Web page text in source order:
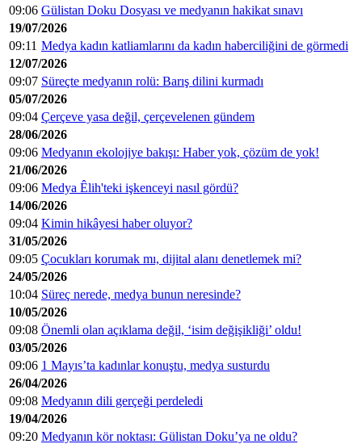
09:06 Gülistan Doku Dosyası ve medyanın hakikat sınavı
19/07/2026
09:11 Medya kadın katliamlarını da kadın haberciliğini de görmedi
12/07/2026
09:07 Süreçte medyanın rolü: Barış dilini kurmadı
05/07/2026
09:04 Çerçeve yasa değil, çerçevelenen gündem
28/06/2026
09:06 Medyanın ekolojiye bakışı: Haber yok, çözüm de yok!
21/06/2026
09:06 Medya Êlih'teki işkenceyi nasıl gördü?
14/06/2026
09:04 Kimin hikâyesi haber oluyor?
31/05/2026
09:05 Çocukları korumak mı, dijital alanı denetlemek mi?
24/05/2026
10:04 Süreç nerede, medya bunun neresinde?
10/05/2026
09:08 Önemli olan açıklama değil, ‘isim değişikliği’ oldu!
03/05/2026
09:06 1 Mayıs’ta kadınlar konuştu, medya susturdu
26/04/2026
09:08 Medyanın dili gerçeği perdeledi
19/04/2026
09:20 Medyanın kör noktası: Gülistan Doku’ya ne oldu?